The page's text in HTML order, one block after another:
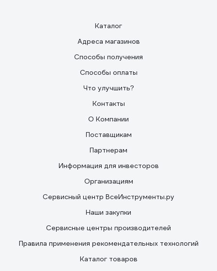
Каталог
Адреса магазинов
Способы получения
Способы оплаты
Что улучшить?
Контакты
О Компании
Поставщикам
Партнерам
Информация для инвесторов
Организациям
Сервисный центр ВсеИнструменты.ру
Наши закупки
Сервисные центры производителей
Правила применения рекомендательных технологий
Каталог товаров